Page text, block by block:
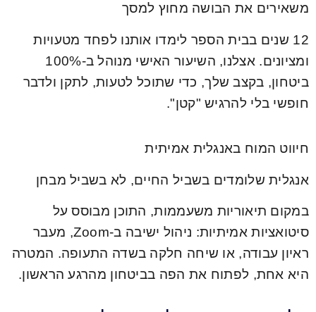
משאירים את הבושה מחוץ למסך
12 שנים בבית הספר לימדו אותנו לפחד מטעויות
ומציונים. אצלנו, השיעור האישי מנוהל ב-100%
ביטחון, בקצב שלך, כדי שתוכל לטעות, לתקן ולדבר
חופשי בלי להרגיש "קטן".
חיווט המוח באנגלית אמיתית
אנגלית שלומדים בשביל החיים, לא בשביל מבחן
במקום תיאוריות משעממות, התוכן מבוסס על
סיטואציות אמיתיות: ניהול ישיבה ב-Zoom, מעבר
ראיון עבודה, או שיחה חלקה בשדה התעופה. המטרה
היא אחת, לפתוח את הפה בביטחון מהרגע הראשון.